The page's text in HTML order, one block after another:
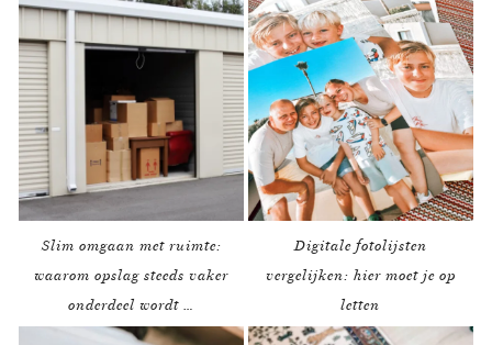
Slim omgaan met ruimte:
waarom opslag steeds vaker
onderdeel wordt …
Digitale fotolijsten
vergelijken: hier moet je op
letten